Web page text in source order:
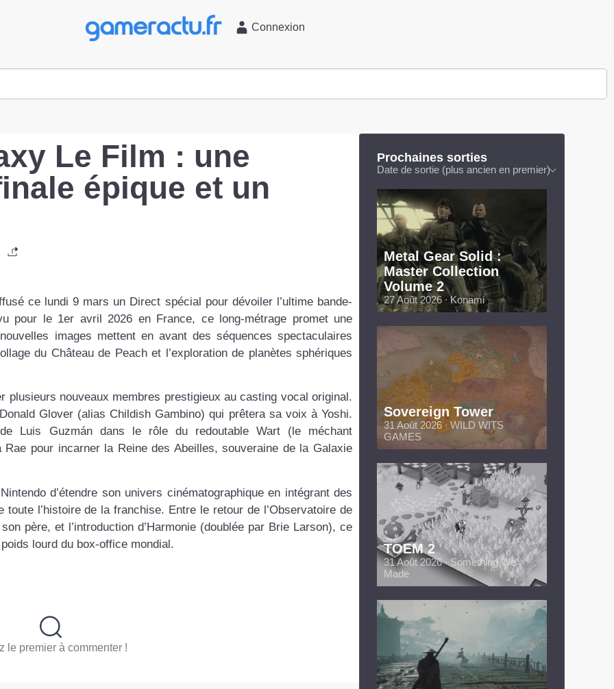
Connexion
Le Film : une
épique et un
ce lundi 9 mars un Direct spécial pour dévoiler l’ultime bande-
pour le 1er avril 2026 en France, ce long-métrage promet une
images mettent en avant des séquences spectaculaires
du Château de Peach et l’exploration de planètes sphériques
plusieurs nouveaux membres prestigieux au casting vocal original.
Glover (alias Childish Gambino) qui prêtera sa voix à Yoshi.
Luis Guzmán dans le rôle du redoutable Wart (le méchant
pour incarner la Reine des Abeilles, souveraine de la Galaxie
d’étendre son univers cinématographique en intégrant des
l’histoire de la franchise. Entre le retour de l’Observatoire de
père, et l’introduction d’Harmonie (doublée par Brie Larson), ce
lourd du box-office mondial.
le premier à commenter !
Prochaines sorties
Date de sortie (plus ancien en premier)
Metal Gear Solid :
Master Collection
Volume 2
27 Août 2026 ∙ Konami
Sovereign Tower
31 Août 2026 ∙ WILD WITS
GAMES
TOEM 2
31 Août 2026 ∙ Something We
Made